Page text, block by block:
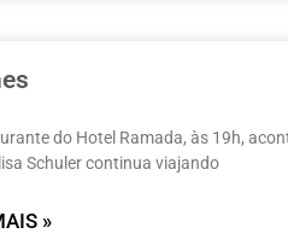
do Hotel Ramada, às 19h,
Schuler continua viajando
»